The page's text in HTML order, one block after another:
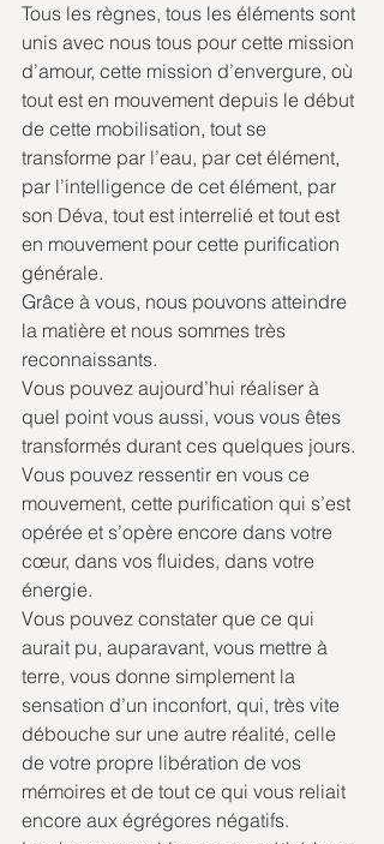
Tous les règnes, tous les éléments sont
unis avec nous tous pour cette mission
d’amour, cette mission d’envergure, où
tout est en mouvement depuis le début
de cette mobilisation, tout se
transforme par l’eau, par cet élément,
par l’intelligence de cet élément, par
son Déva, tout est interrelié et tout est
en mouvement pour cette purification
générale.
Grâce à vous, nous pouvons atteindre
la matière et nous sommes très
reconnaissants.
Vous pouvez aujourd’hui réaliser à
quel point vous aussi, vous vous êtes
transformés durant ces quelques jours.
Vous pouvez ressentir en vous ce
mouvement, cette purification qui s’est
opérée et s’opère encore dans votre
cœur, dans vos fluides, dans votre
énergie.
Vous pouvez constater que ce qui
aurait pu, auparavant, vous mettre à
terre, vous donne simplement la
sensation d’un inconfort, qui, très vite
débouche sur une autre réalité, celle
de votre propre libération de vos
mémoires et de tout ce qui vous reliait
encore aux égrégores négatifs.